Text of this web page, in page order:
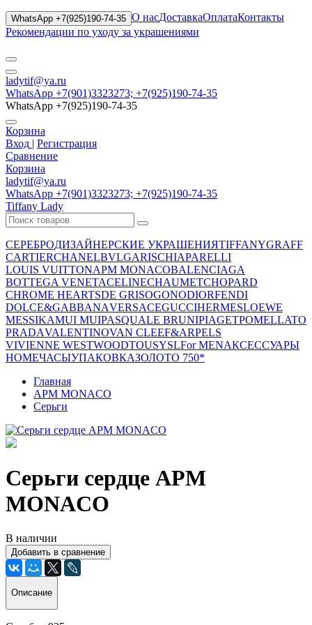
WhatsApp +7(925)190-74-35 О насДоставкаОплатаКонтакты
Рекомендации по уходу за украшениями
ladytif@ya.ru
WhatsApp +7(901)3323273; +7(925)190-74-35
WhatsApp +7(925)190-74-35
Корзина
Вход | Регистрация
Сравнение
Корзина
ladytif@ya.ru
WhatsApp +7(901)3323273; +7(925)190-74-35
Tiffany Lady
СЕРЕБРОДИЗАЙНЕРСКИЕ УКРАШЕНИЯTIFFANYGRAFF
CARTIERCHANELBVLGARISCHIAPARELLI
LOUIS VUITTONAPM MONACOBALENCIAGA
BOTTEGA VENETACELINECHAUMETCHOPARD
CHROME HEARTSDE GRISOGONODIORFENDI
DOLCE&GABBANAVERSACEGUCCIHERMESLOEWE
MESSIKAMUI MUIPASQUALE BRUNIPIAGETPOMELLATO
PRADAVALENTINOVAN CLEEF&ARPELS
VIVIENNE WESTWOODTOUSYSLFor MENАКСЕССУАРЫ
HOMEЧАСЫУПАКОВКАЗОЛОТО 750*
Главная
APM MONACO
Серьги
Серьги сердце APM
MONACO
В наличии
Добавить в сравнение
Описание